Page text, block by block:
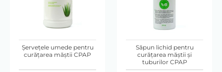
Șervețele umede pentru
curățarea măștii CPAP
Săpun lichid pentru
curățarea măștii și
tuburilor CPAP